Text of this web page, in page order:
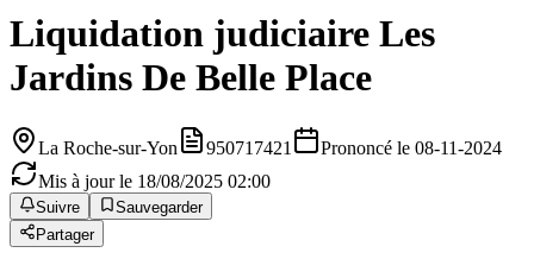
Liquidation judiciaire Les
Jardins De Belle Place
La Roche-sur-Yon 950717421
Prononcé le 08-11-2024
Mis à jour le 18/08/2025 02:00
Suivre
Sauvegarder
Partager